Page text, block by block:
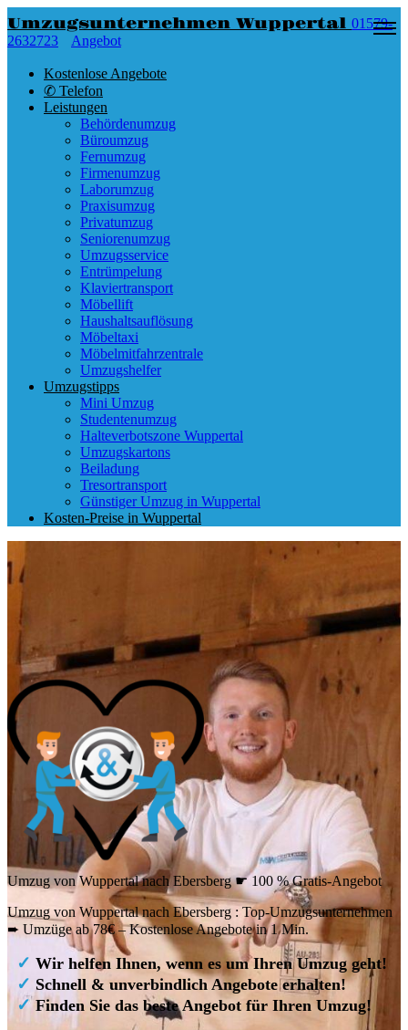
Umzugsunternehmen Wuppertal 01579-
2632723
Angebot
Kostenlose Angebote
✆ Telefon
Leistungen
Behördenumzug
Büroumzug
Fernumzug
Firmenumzug
Laborumzug
Praxisumzug
Privatumzug
Seniorenumzug
Umzugsservice
Entrümpelung
Klaviertransport
Möbellift
Haushaltsauflösung
Möbeltaxi
Möbelmitfahrzentrale
Umzugshelfer
Umzugstipps
Mini Umzug
Studentenumzug
Halteverbotszone Wuppertal
Umzugskartons
Beiladung
Tresortransport
Günstiger Umzug in Wuppertal
Kosten-Preise in Wuppertal
Umzug von Wuppertal nach Ebersberg ☛ 100 % Gratis-Angebot
Umzug von Wuppertal nach Ebersberg : Top-Umzugsunternehmen
➨ Umzüge ab 78€ – Kostenlose Angebote in 1 Min.
✓ Wir helfen Ihnen, wenn es um Ihren Umzug geht!
✓ Schnell & unverbindlich Angebote erhalten!
✓ Finden Sie das beste Angebot für Ihren Umzug!